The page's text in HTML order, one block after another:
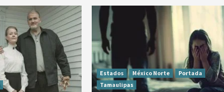
Estados México Norte
Portada
Tamaulipas